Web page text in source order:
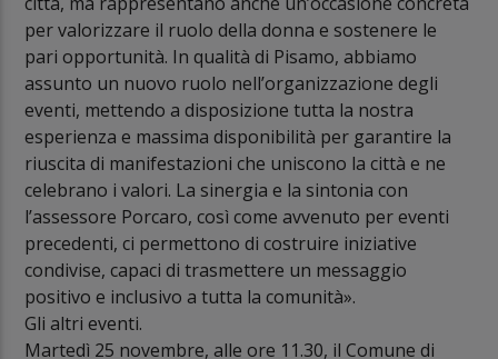
per valorizzare il ruolo della donna e sostenere le
pari opportunità. In qualità di Pisamo, abbiamo
assunto un nuovo ruolo nell’organizzazione degli
eventi, mettendo a disposizione tutta la nostra
esperienza e massima disponibilità per garantire la
riuscita di manifestazioni che uniscono la città e ne
celebrano i valori. La sinergia e la sintonia con
l’assessore Porcaro, così come avvenuto per eventi
precedenti, ci permettono di costruire iniziative
condivise, capaci di trasmettere un messaggio
positivo e inclusivo a tutta la comunità».
Gli altri eventi.
Martedì 25 novembre, alle ore 11.30, il Comune di